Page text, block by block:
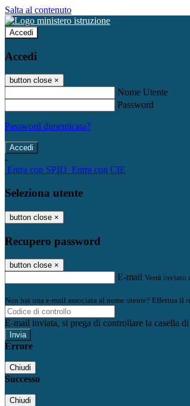
Salta al contenuto
Accedi
Accedi
button close ×
Nome Utente
Password
Password dimenticata?
-
Entra con SPID Entra con CIE
Seleziona utente
button close ×
Recupero password
button close ×
E-mail Verrà inviato
Non hai una e-mail associata al nome utente? Effettua il
E-mail inviata, si prega di controllare la casella
Errore
Chiudi
Successo
Chiudi